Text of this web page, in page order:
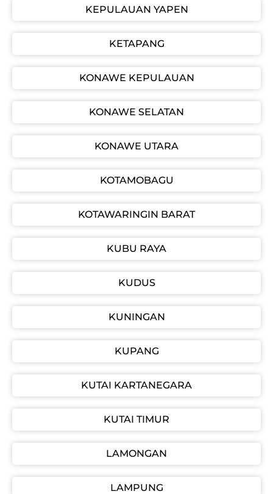
KEPULAUAN YAPEN
KETAPANG
KONAWE KEPULAUAN
KONAWE SELATAN
KONAWE UTARA
KOTAMOBAGU
KOTAWARINGIN BARAT
KUBU RAYA
KUDUS
KUNINGAN
KUPANG
KUTAI KARTANEGARA
KUTAI TIMUR
LAMONGAN
LAMPUNG